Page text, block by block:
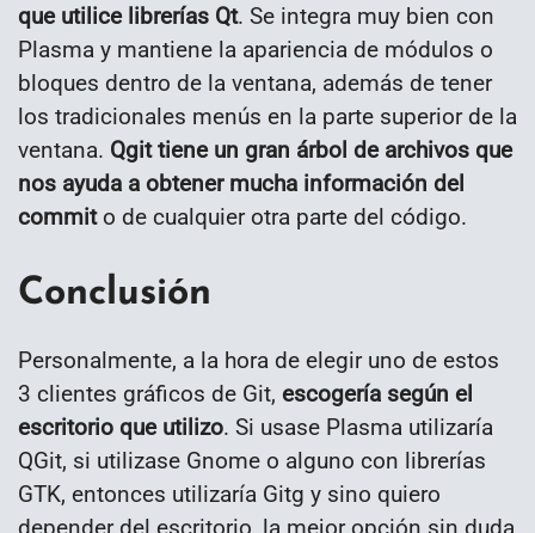
que utilice librerías Qt. Se integra muy bien con
Plasma y mantiene la apariencia de módulos o
bloques dentro de la ventana, además de tener
los tradicionales menús en la parte superior de la
ventana. Qgit tiene un gran árbol de archivos que
nos ayuda a obtener mucha información del
commito de cualquier otra parte del código.
Conclusión
Personalmente, a la hora de elegir uno de estos
3 clientes gráficos de Git, escogería según el
escritorio que utilizo. Si usase Plasma utilizaría
QGit, si utilizase Gnome o alguno con librerías
GTK, entonces utilizaría Gitg y sino quiero
depender del escritorio, la mejor opción sin duda